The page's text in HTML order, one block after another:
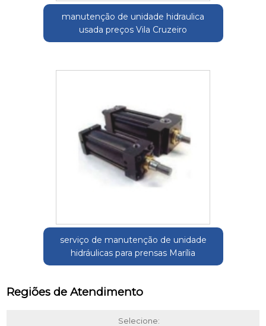
manutenção de unidade hidraulica
usada preços Vila Cruzeiro
serviço de manutenção de unidade
hidráulicas para prensas Marília
Regiões de Atendimento
Selecione: